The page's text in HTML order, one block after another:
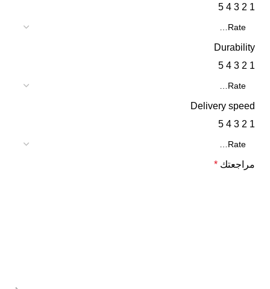
1
2
3
4
5
Durability
1
2
3
4
5
Delivery speed
1
2
3
4
5
مراجعتك *